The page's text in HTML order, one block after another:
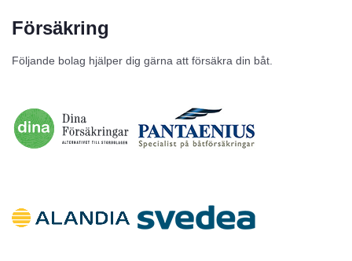
Försäkring
Följande bolag hjälper dig gärna att försäkra din båt.